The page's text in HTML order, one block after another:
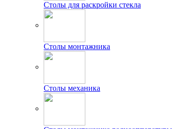
Столы для раскройки стекла
Столы монтажника
Столы механика